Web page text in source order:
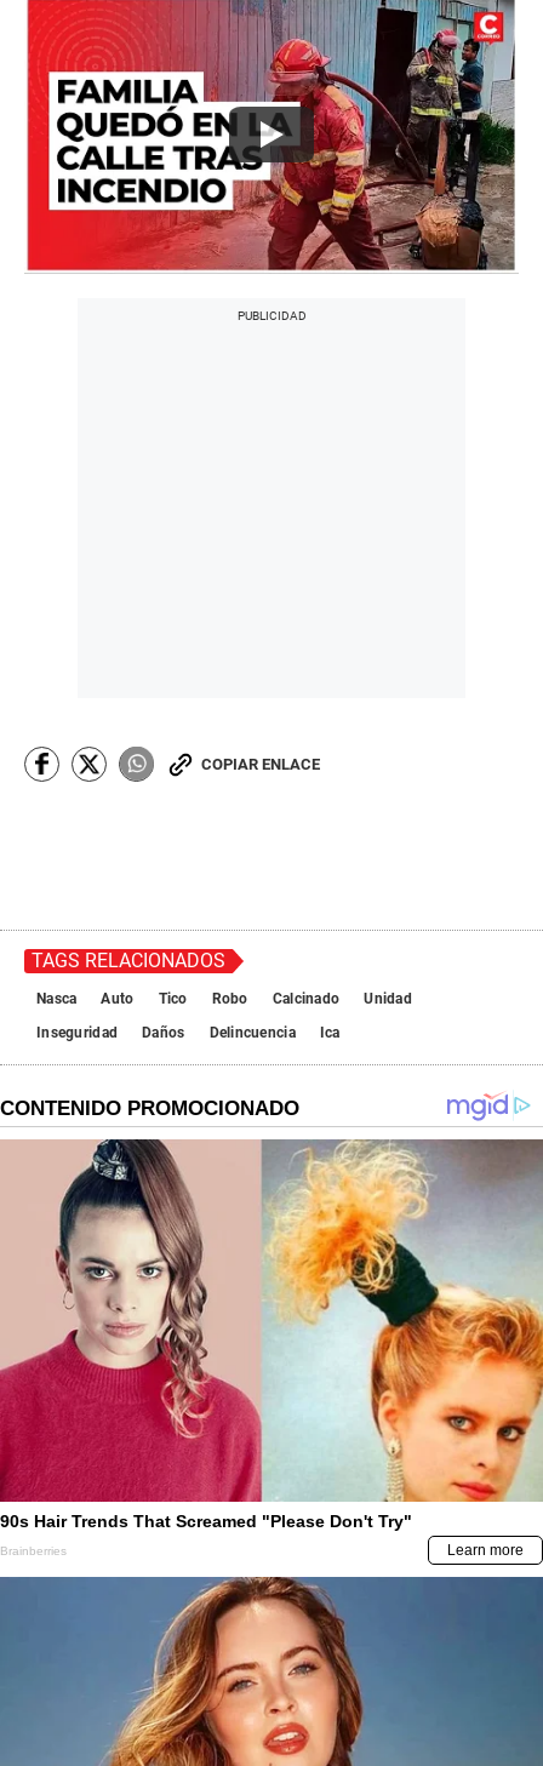
COPIAR ENLACE
TAGS RELACIONADOS
Nasca Auto Tico Robo Calcinado
Unidad
Inseguridad
Daños Delincuencia Ica